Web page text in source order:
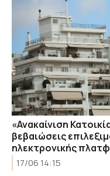
«Ανακαίνιση
βεβαιώσεις
ηλεκτρονικής
17/06 14:15